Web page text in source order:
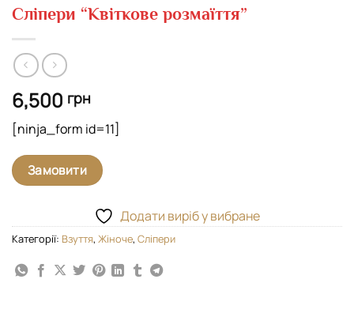
Сліпери “Квіткове розмаїття”
6,500 грн
[ninja_form id=11]
Замовити
Додати виріб у вибране
Категорії: Взуття, Жіноче, Сліпери